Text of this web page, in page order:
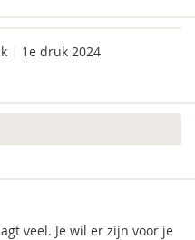
1e druk 2024
veel. Je wil er zijn voor je